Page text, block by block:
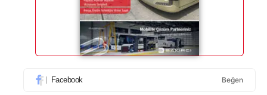
Facebook Beğen